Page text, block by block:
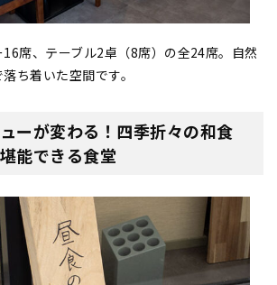
席、テーブル2卓（8席）の全24席。自然
ち着いた空間です。
ーが変わる！四季折々の和食
能できる食堂